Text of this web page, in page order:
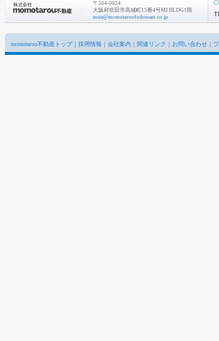
〒564-0024
大阪府吹田市高城町15番4号MJ BLDG1階
suita@momotaroufudousan.co.jp
momotarou不動産トップ｜ 採用情報 会社案内 関連リンク お問い合わせ